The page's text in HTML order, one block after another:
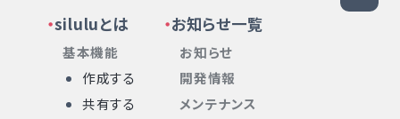
siluluとは
基本機能
作成する
共有する
お知らせ一覧
お知らせ
開発情報
メンテナンス